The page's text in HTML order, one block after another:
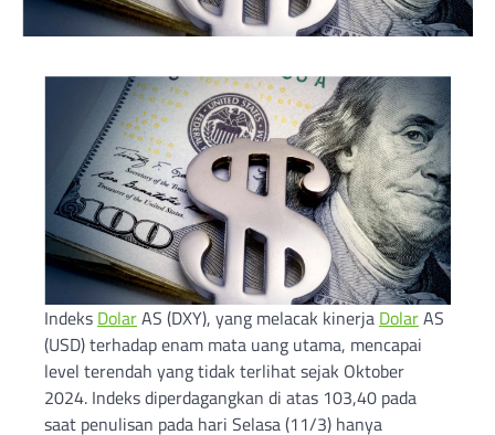
Indeks DolarAS (DXY), yang melacak kinerja DolarAS
(USD) terhadap enam mata uang utama, mencapai
level terendah yang tidak terlihat sejak Oktober
2024. Indeks diperdagangkan di atas 103,40 pada
saat penulisan pada hari Selasa (11/3) hanya